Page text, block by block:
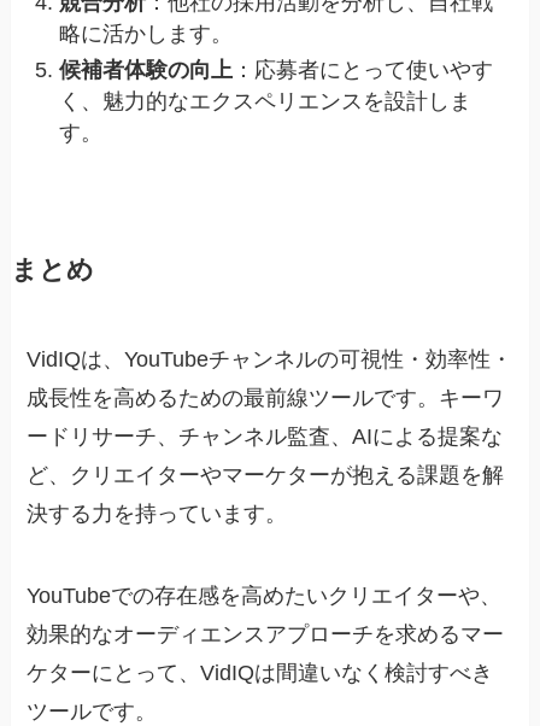
略に活かします。
候補者体験の向上 ：応募者にとって使いやす
く、魅力的なエクスペリエンスを設計しま
す。
まとめ
VidIQは、YouTubeチャンネルの可視性・効率性・
成長性を高めるための最前線ツールです。キーワ
ードリサーチ、チャンネル監査、AIによる提案な
ど、クリエイターやマーケターが抱える課題を解
決する力を持っています。
YouTubeでの存在感を高めたいクリエイターや、
効果的なオーディエンスアプローチを求めるマー
ケターにとって、VidIQは間違いなく検討すべき
ツールです。